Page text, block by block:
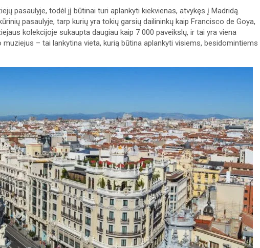
pasaulyje, todėl jį būtinai turi aplankyti kiekvienas, atvykęs į Madridą.
pasaulyje, tarp kurių yra tokių garsių dailininkų kaip Francisco de Goya,
kolekcijoje sukaupta daugiau kaip 7 000 paveikslų, ir tai yra viena
– tai lankytina vieta, kurią būtina aplankyti visiems, besidomintiems